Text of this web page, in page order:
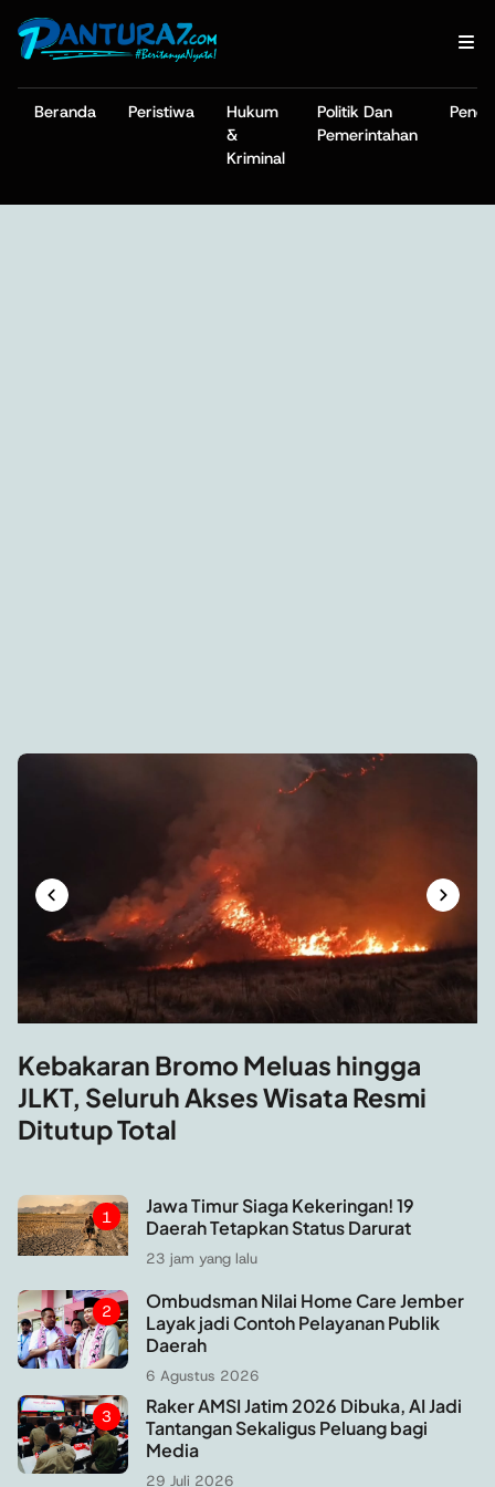
Beranda Peristiwa
Hukum
&
Kriminal
Politik Dan
Pemerintahan
Bromo Meluas hingga
Akses Wisata Resmi
Daerah
1
Jawa Timur Siaga Kekeringan! 19
Daerah Tetapkan Status Darurat
23 jam yang lalu
2
Ombudsman Nilai Home Care Jember
Layak jadi Contoh Pelayanan Publik
Daerah
6 Agustus 2026
3
Raker AMSI Jatim 2026 Dibuka, AI Jadi
Tantangan Sekaligus Peluang bagi
Media
29 Juli 2026